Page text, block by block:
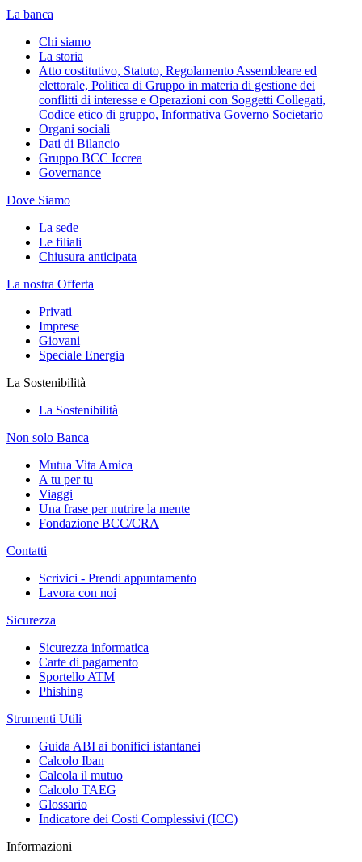
La banca
Chi siamo
La storia
Atto costitutivo, Statuto, Regolamento Assembleare ed
elettorale, Politica di Gruppo in materia di gestione dei
conflitti di interesse e Operazioni con Soggetti Collegati,
Codice etico di gruppo, Informativa Governo Societario
Organi sociali
Dati di Bilancio
Gruppo BCC Iccrea
Governance
Dove Siamo
La sede
Le filiali
Chiusura anticipata
La nostra Offerta
Privati
Imprese
Giovani
Speciale Energia
La Sostenibilità
La Sostenibilità
Non solo Banca
Mutua Vita Amica
A tu per tu
Viaggi
Una frase per nutrire la mente
Fondazione BCC/CRA
Contatti
Scrivici - Prendi appuntamento
Lavora con noi
Sicurezza
Sicurezza informatica
Carte di pagamento
Sportello ATM
Phishing
Strumenti Utili
Guida ABI ai bonifici istantanei
Calcolo Iban
Calcola il mutuo
Calcolo TAEG
Glossario
Indicatore dei Costi Complessivi (ICC)
Informazioni